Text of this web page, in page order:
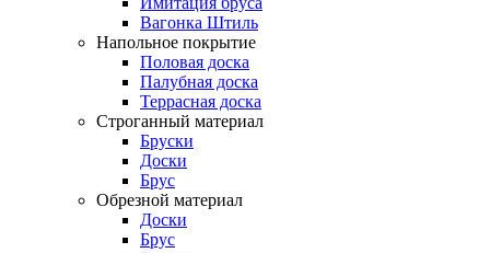
Вагонка Штиль
Напольное покрытие
Половая доска
Палубная доска
Террасная доска
Строганный материал
Бруски
Доски
Брус
Обрезной материал
Доски
Брус